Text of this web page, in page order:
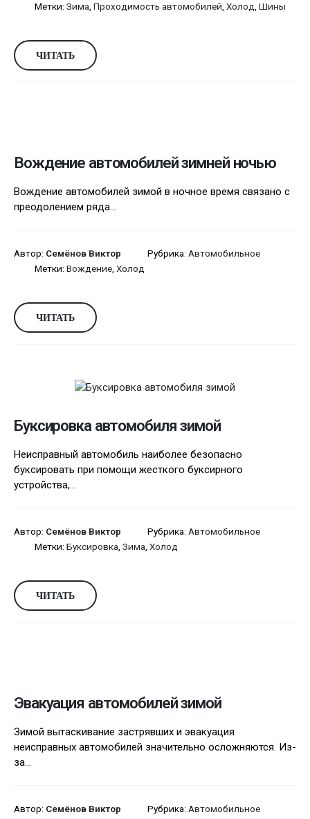
Метки: Зима Проходимость автомобилей Холод Шины
ЧИТАТЬ
Вождение автомобилей зимней ночью
Вождение автомобилей зимой в ночное время связано с
преодолением ряда...
Автор: Семёнов Виктор Рубрика: Автомобильное
Метки: Вождение Холод
ЧИТАТЬ
Буксировка автомобиля зимой
Неисправный автомобиль наиболее безопасно
буксировать при помощи жесткого буксирного
устройства,...
Автор: Семёнов Виктор Рубрика: Автомобильное
Метки: Буксировка Зима Холод
ЧИТАТЬ
Эвакуация автомобилей зимой
Зимой вытаскивание застрявших и эвакуация
неисправных автомобилей значительно осложняются. Из-
за...
Автор: Семёнов Виктор Рубрика: Автомобильное